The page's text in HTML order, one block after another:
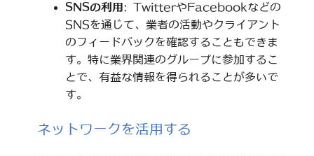
SNSの利用 : TwitterやFacebookなどの
SNSを通じて、業者の活動やクライアント
のフィードバックを確認することもできま
す。特に業界関連のグループに参加するこ
とで、有益な情報を得られることが多いで
す。
ネットワークを活用する